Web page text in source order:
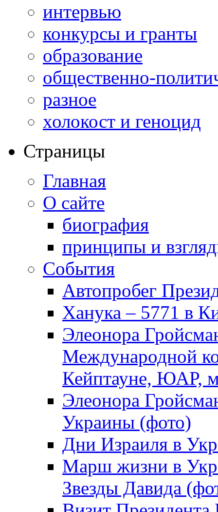
интервью
конкурсы и гранты
образование
общественно-
разное
холокост и геноцид
Страницы
Главная
О сайте
биография
принципы и
События
Автопробег
Ханука – 5771 в
Элеонора
Международной
Кейптауне, ЮАР,
Элеонора
Украины (фото)
Дни Израиля в
Марш жизни в
Звезды Давида